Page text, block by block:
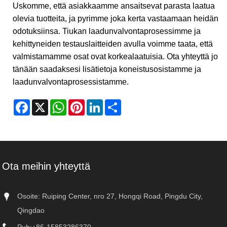
Uskomme, että asiakkaamme ansaitsevat parasta laatua
olevia tuotteita, ja pyrimme joka kerta vastaamaan heidän
odotuksiinsa. Tiukan laadunvalvontaprosessimme ja
kehittyneiden testauslaitteiden avulla voimme taata, että
valmistamamme osat ovat korkealaatuisia. Ota yhteyttä jo
tänään saadaksesi lisätietoja koneistusosistamme ja
laadunvalvontaprosessistamme.
Facebook
X WhatsAppPinterestLinkedIn
Ota meihin yhteyttä
Osoite: Ruiping Center, nro 27, Hongqi Road, Pingdu City,
Qingdao